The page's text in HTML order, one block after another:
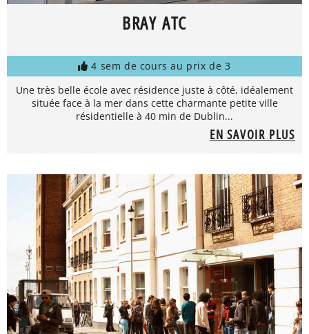
BRAY ATC
4 sem de cours au prix de 3
Une très belle école avec résidence juste à côté, idéalement
située face à la mer dans cette charmante petite ville
résidentielle à 40 min de Dublin...
EN SAVOIR PLUS